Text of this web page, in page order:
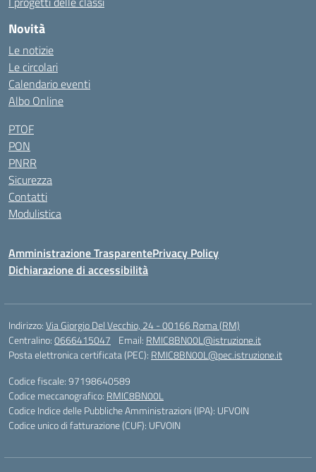
Novità
Le notizie
Le circolari
Calendario eventi
Albo Online
PTOF
PON
PNRR
Sicurezza
Contatti
Modulistica
Amministrazione TrasparentePrivacy Policy
Dichiarazione di accessibilità
Indirizzo:Via Giorgio Del Vecchio, 24 - 00166 Roma (RM)
Centralino:0666415047 Email: RMIC8BN00L@istruzione.it
Posta elettronica certificata (PEC): RMIC8BN00L@pec.istruzione.it
Codice fiscale: 97198640589
Codice meccanografico: RMIC8BN00L
Codice Indice delle Pubbliche Amministrazioni (IPA): UFVOIN
Codice unico di fatturazione (CUF): UFVOIN